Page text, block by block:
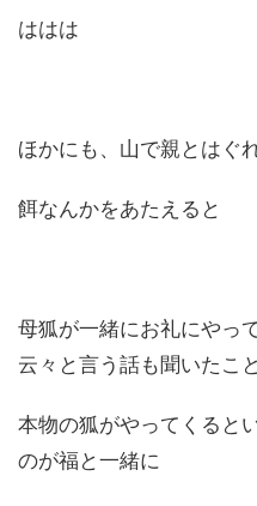
ははは
ほかにも、山で親とはぐ
餌なんかをあたえると
母狐が一緒にお礼にやっ
云々と言う話も聞いたこ
本物の狐がやってくると
のが福と一緒に